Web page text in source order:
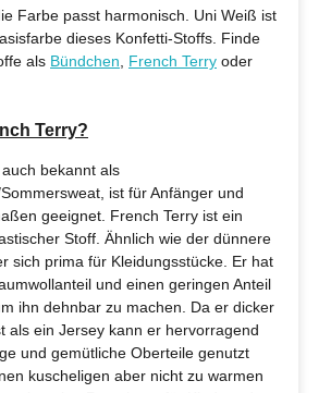
Farbe passt harmonisch. Uni Weiß ist
dieses Konfetti-Stoffs. Finde
als Bündchen French Terry oder
Terry?
bekannt als
ist für Anfänger und
geeignet. French Terry ist ein
Stoff. Ähnlich wie der dünnere
sich prima für Kleidungsstücke. Er hat
und einen geringen Anteil
ihn dehnbar zu machen. Da er dicker
als ein Jersey kann er hervorragend
und gemütliche Oberteile genutzt
kuscheligen aber nicht zu warmen